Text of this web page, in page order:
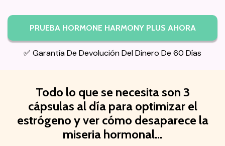
PRUEBA HORMONE HARMONY PLUS AHORA
✅ Garantía De Devolución Del Dinero De 60 Días
Todo lo que se necesita son 3
cápsulas al día para optimizar el
estrógeno y ver cómo desaparece la
miseria hormonal...